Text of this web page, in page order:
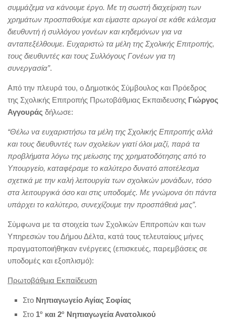
συμμάζεμα να κάνουμε έργο. Με τη σωστή διαχείριση των
χρημάτων προσπαθούμε και είμαστε αρωγοί σε κάθε κάλεσμα
διευθυντή ή συλλόγου γονέων και κηδεμόνων για να
ανταπεξέλθουμε. Ευχαριστώ τα μέλη της Σχολικής Επιτροπής,
τους διευθυντές και τους Συλλόγους Γονέων για τη
συνεργασία”.
Από την πλευρά του, ο Δημοτικός Σύμβουλος και Πρόεδρος
της Σχολικής Επιτροπής Πρωτοβάθμιας Εκπαιδευσης Γιώργος
Αγγουράς δήλωσε:
“Θέλω να ευχαριστήσω τα μέλη της Σχολικής Επιτροπής αλλά
και τους διευθυντές των σχολείων γιατί όλοι μαζί, παρά τα
προβλήματα λόγω της μείωσης της χρηματοδότησης από το
Υπουργείο, καταφέραμε το καλύτερο δυνατό αποτέλεσμα
σχετικά με την καλή λειτουργία των σχολικών μονάδων, τόσο
στα λειτουργικά όσο και στις υποδομές. Με γνώμονα ότι πάντα
υπάρχει το καλύτερο, συνεχίζουμε την προσπάθειά μας”.
Σύμφωνα με τα στοιχεία των Σχολικών Επιτροπών και των
Υπηρεσιών του Δήμου Δέλτα, κατά τους τελευταίους μήνες
πραγματοποιήθηκαν ενέργειες (επισκευές, παρεμβάσεις σε
υποδομές και εξοπλισμό):
Πρωτοβάθμια Εκπαίδευση
Στο Νηπιαγωγείο Αγίας Σοφίας
Στο 1ο και 2ο Νηπιαγωγεία Ανατολικού